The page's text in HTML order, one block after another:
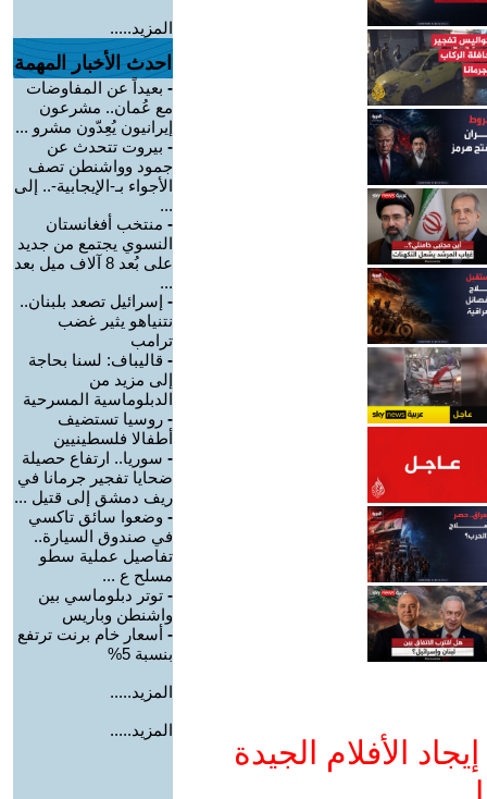
الأفلام الجيدة
المزيد.....
احدث الأخبار المهمة
- بعيداً عن المفاوضات
مع عُمان.. مشرعون
إيرانيون يُعِدّون مشرو ...
- بيروت تتحدث عن
جمود وواشنطن تصف
الأجواء بـ-الإيجابية-.. إلى
...
- منتخب أفغانستان
النسوي يجتمع من جديد
على بُعد 8 آلاف ميل بعد
...
- إسرائيل تصعد بلبنان..
نتنياهو يثير غضب
ترامب
- قاليباف: لسنا بحاجة
إلى مزيد من
الدبلوماسية المسرحية
- روسيا تستضيف
أطفالا فلسطينيين
- سوريا.. ارتفاع حصيلة
ضحايا تفجير جرمانا في
ريف دمشق إلى قتيل ...
- وضعوا سائق تاكسي
في صندوق السيارة..
تفاصيل عملية سطو
مسلح ع ...
- توتر دبلوماسي بين
واشنطن وباريس
- أسعار خام برنت ترتفع
بنسبة 5%
المزيد.....
المزيد.....